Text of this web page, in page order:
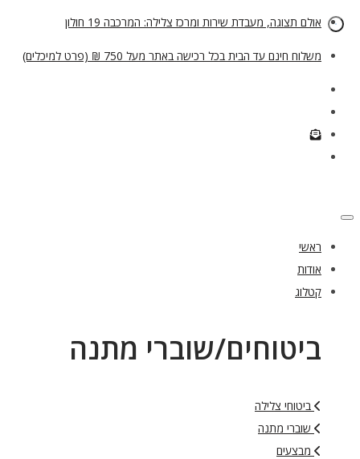
אולם תצוגה, מעבדת שירות ומרכז צלילה: המרכבה 19 חולון
משלוח חינם עד הבית בכל רכישה באתר מעל 750 ₪ (פרט למיכלים)
ראשי
אודות
קטלוג
ביטוחים/שוברי מתנה
ביטוחי צלילה
שוברי מתנה
מבצעים